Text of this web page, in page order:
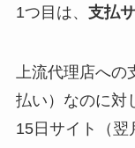
1つ目は、 支払
上流代理店への
払い）なのに対
15日サイト（翌